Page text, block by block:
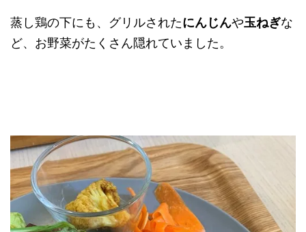
蒸し鶏の下にも、グリルされたにんじんや玉ねぎな
ど、お野菜がたくさん隠れていました。